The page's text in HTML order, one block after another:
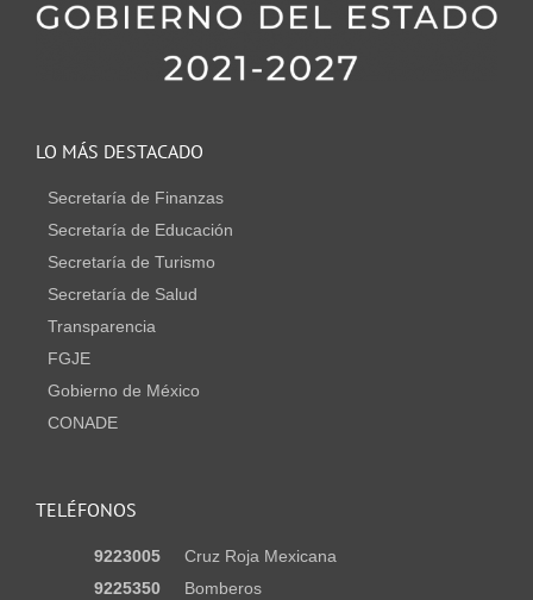
TELÉFONOS
9223005
Cruz Roja Mexicana
9225350
Bomberos
LO MÁS DESTACADO
Secretaría de Finanzas
Secretaría de Educación
Secretaría de Turismo
Secretaría de Salud
Transparencia
FGJE
Gobierno de México
CONADE